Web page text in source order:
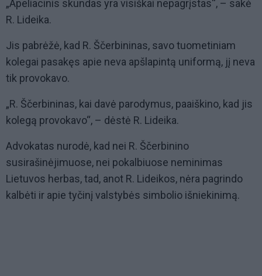
„Apeliacinis skundas yra visiškai nepagrįstas“, – sakė
R. Lideika.
Jis pabrėžė, kad R. Ščerbininas, savo tuometiniam
kolegai pasakęs apie neva apšlapintą uniformą, jį neva
tik provokavo.
„R. Ščerbininas, kai davė parodymus, paaiškino, kad jis
kolegą provokavo“, – dėstė R. Lideika.
Advokatas nurodė, kad nei R. Ščerbinino
susirašinėjimuose, nei pokalbiuose neminimas
Lietuvos herbas, tad, anot R. Lideikos, nėra pagrindo
kalbėti ir apie tyčinį valstybės simbolio išniekinimą.